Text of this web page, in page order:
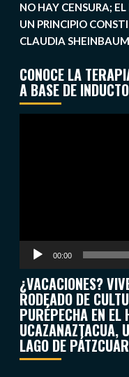
NO HAY CENSURA;
UN PRINCIPIO
CLAUDIA SHEINBAUM
CONOCE LA
A BASE DE
00:00
¿VACACIONES?
RODEADO DE
PURÉPECHA EN EL
UCAZANAZTACUA,
LAGO DE